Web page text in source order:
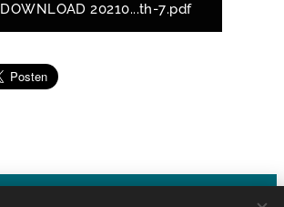
DOWNLOAD 20210...th-7.pdf